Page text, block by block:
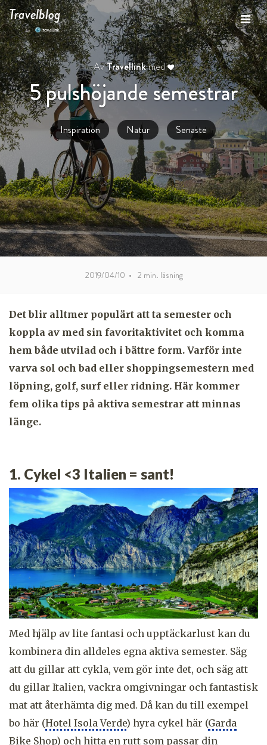
Travelblog
AvTravellinkmed
5 pulshöjande semestrar
Inspiration Natur Senaste
2019/04/10 • 2 min. läsning
Det blir alltmer populärt att ta semester och
koppla av med sin favoritaktivitet och komma
hem både utvilad och i bättre form. Varför inte
varva sol och bad eller shoppingsemestern med
löpning, golf, surf eller ridning. Här kommer
fem olika tips på aktiva semestrar att minnas
länge.
1. Cykel <3 Italien = sant!
Med hjälp av lite fantasi och upptäckarlust kan du
kombinera din alldeles egna aktiva semester. Säg
att du gillar att cykla, vem gör inte det, och säg att
du gillar Italien, vackra omgivningar och fantastisk
mat att återhämta dig med. Då kan du till exempel
bo här (Hotel Isola Verde) hyra cykel här (Garda
Bike Shop) och hitta en rutt som passar din